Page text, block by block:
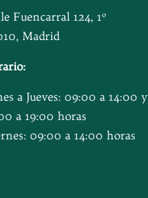
Fuencarral 124, 1º
Madrid
a Jueves: 09:00 a 14:00 y
a 19:00 horas
09:00 a 14:00 horas